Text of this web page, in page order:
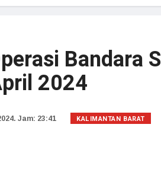
Bandara
2024
Jam: 23:41 KALIMANTAN BARAT